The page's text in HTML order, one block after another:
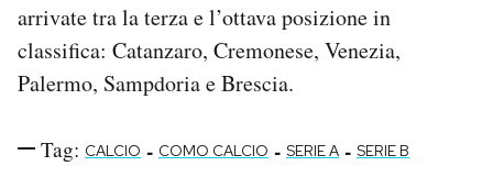
arrivate tra la terza e l’ottava posizione in
classifica: Catanzaro, Cremonese, Venezia,
Palermo, Sampdoria e Brescia.
Tag: CALCIO - COMO CALCIO - SERIE A - SERIE B